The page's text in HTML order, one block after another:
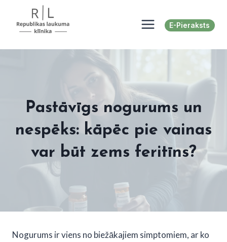
content
E-Pieraksts
Pastāvīgs nogurums un
nespēks: kāpēc pie vainas
var būt zems feritīns?
Nogurums ir viens no biežākajiem simptomiem, ar ko